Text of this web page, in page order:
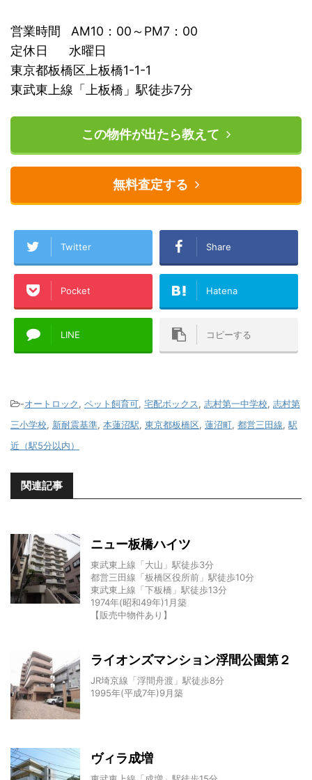
営業時間 AM10：00～PM7：00
定休日 水曜日
東京都板橋区上板橋1-1-1
東武東上線「上板橋」駅徒歩7分
この物件が出たら教えて
無料査定する
Twitter Share
Pocket Hatena
LINE コピーする
-オートロック, ペット飼育可, 宅配ボックス, 志村第一中学校, 志村第
三小学校, 新耐震基準, 本蓮沼駅, 東京都板橋区, 蓮沼町, 都営三田線, 駅
近（駅5分以内）
関連記事
ニュー板橋ハイツ
東武東上線「大山」駅徒歩3分
都営三田線「板橋区役所前」駅徒歩10分
東武東上線「下板橋」駅徒歩13分
1974年(昭和49年)1月築
【販売中物件あり】
ライオンズマンション浮間公園第２
JR埼京線「浮間舟渡」駅徒歩8分
1995年(平成7年)9月築
ヴィラ成増